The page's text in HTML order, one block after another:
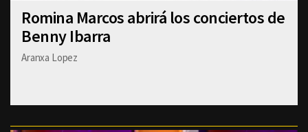
Romina Marcos abrirá los conciertos de
Benny Ibarra
Aranxa Lopez